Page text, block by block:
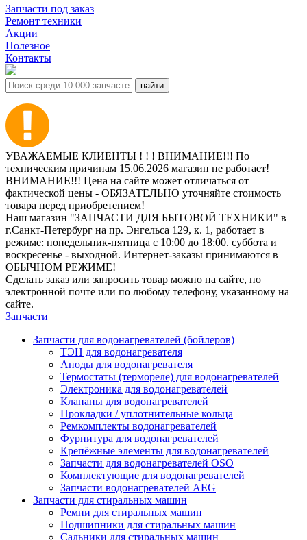
Запчасти под заказ
Ремонт техники
Акции
Полезное
Контакты
УВАЖАЕМЫЕ КЛИЕНТЫ ! ! ! ВНИМАНИЕ!!! По
техническим причинам 15.06.2026 магазин не работает!
ВНИМАНИЕ!!! Цена на сайте может отличаться от
фактической цены - ОБЯЗАТЕЛЬНО уточняйте стоимость
товара перед приобретением!
Наш магазин "ЗАПЧАСТИ ДЛЯ БЫТОВОЙ ТЕХНИКИ" в
г.Санкт-Петербург на пр. Энгельса 129, к. 1, работает в
режиме: понедельник-пятница с 10:00 до 18:00. суббота и
воскресенье - выходной. Интернет-заказы принимаются в
ОБЫЧНОМ РЕЖИМЕ!
Сделать заказ или запросить товар можно на сайте, по
электронной почте или по любому телефону, указанному на
сайте.
Запчасти
Запчасти для водонагревателей (бойлеров)
ТЭН для водонагревателя
Аноды для водонагревателя
Термостаты (термореле) для водонагревателей
Электроника для водонагревателей
Клапаны для водонагревателей
Прокладки / уплотнительные кольца
Ремкомплекты водонагревателей
Фурнитура для водонагревателей
Крепёжные элементы для водонагревателей
Запчасти для водонагревателей OSO
Комплектующие для водонагревателей
Запчасти водонагревателей AEG
Запчасти для стиральных машин
Ремни для стиральных машин
Подшипники для стиральных машин
Сальники для стиральных машин